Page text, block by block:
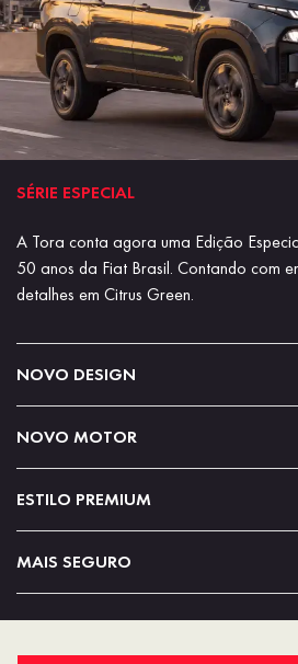
SÉRIE ESPECIAL
A Tora conta agora uma Edição
50 anos da Fiat Brasil. Contando com
detalhes em Citrus Green.
NOVO DESIGN
NOVO MOTOR
ESTILO PREMIUM
MAIS SEGURO